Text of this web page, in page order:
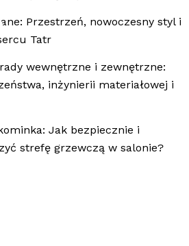
Przestrzeń, nowoczesny styl i
Tatr
wewnętrzne i zewnętrzne:
inżynierii materiałowej i
Jak bezpiecznie i
strefę grzewczą w salonie?